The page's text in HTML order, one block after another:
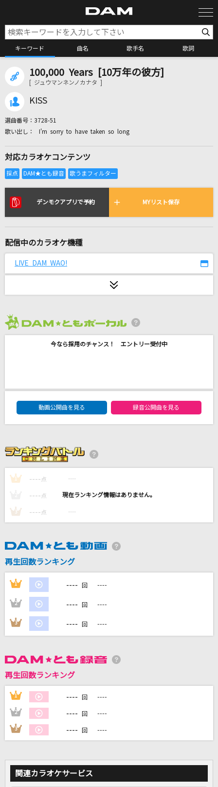
キーワード 曲名 歌手名 歌詞
カラオケ検索
全国りれき
リアルタイムで歌われている曲の一覧
盛り場おんな酒
僕らまた
LOVE AFFAIR～秘密のデート
桜高軽音部[平沢唯・秋山澪・田井中律・琴吹紬(CV:豊崎愛生、日笠陽
子、佐藤聡美、寿美菜子)]
Stay
[生音]水平線
back number
DAMの新曲・ランキングなど
カラオケをもっと楽しもう！
家族や友達と一緒に！練習にも！
100,000 Years [10万年の彼方]
[ ジュウマンネンノカナタ ]
KISS
選曲番号： 3728-51
I'm sorry to have taken so long
対応カラオケコンテンツ
デンモクアプリで予約 MYリスト保存
配信中のカラオケ機種
LIVE DAM WAO!
今なら採用のチャンス！ エントリー受付中
DAM★ともボーカルエントリーランキング
動画公開曲を見る
録音公開曲を見る
1 ---- 点 ----
---- 点 ----
3 ---- 点 ----
再生回数ランキング
1 ---- 回 ----
2 ---- 回 ----
3 ---- 回 ----
再生回数ランキング
1 ---- 回 ----
2 ---- 回 ----
3 ---- 回 ----
関連カラオケサービス